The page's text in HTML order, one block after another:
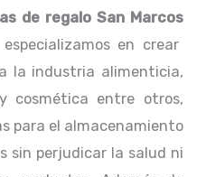
de regalo San Marcos
en crear
la industria alimenticia,
cosmética entre otros,
para el almacenamiento
sin perjudicar la salud ni